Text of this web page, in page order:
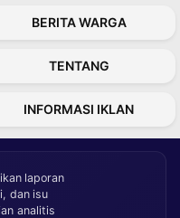
BERITA WARGA
TENTANG
INFORMASI IKLAN
laporan
dan isu
analitis